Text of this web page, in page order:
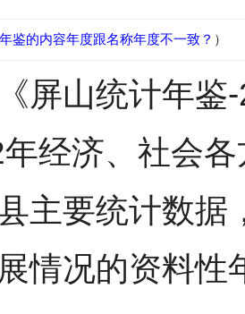
鉴的内容年度跟名称年度不一致？ ）
屏山统计年鉴
经济、社会
主要统计数据
情况的资料性